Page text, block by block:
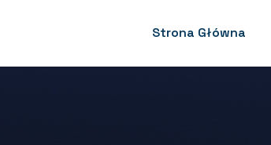
Strona Główna